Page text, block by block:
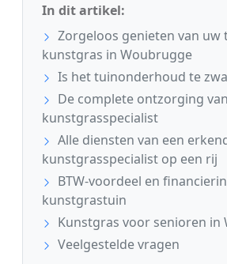
In dit artikel:
Zorgeloos genieten van uw
kunstgras in Woubrugge
Is het tuinonderhoud te
De complete ontzorging
kunstgrasspecialist
Alle diensten van een
kunstgrasspecialist op een rij
BTW-voordeel en
kunstgrastuin
Kunstgras voor senioren in
Veelgestelde vragen